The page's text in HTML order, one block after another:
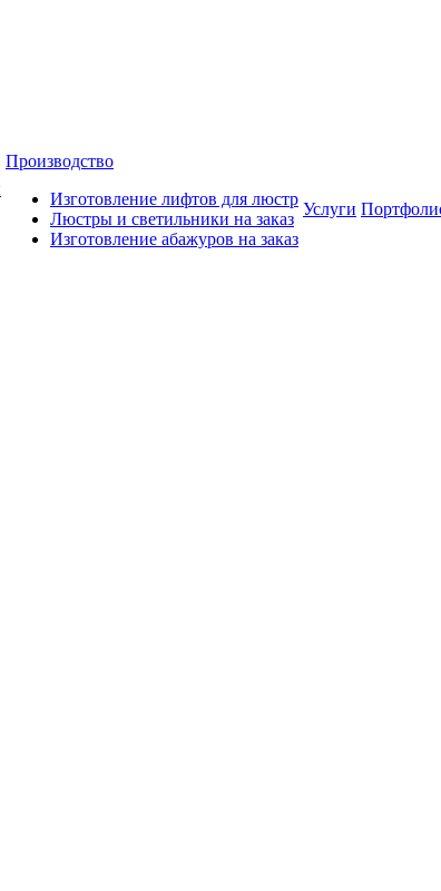
Производство
Изготовление лифтов для люстр
Люстры и светильники на заказ
Изготовление абажуров на заказ
Услуги